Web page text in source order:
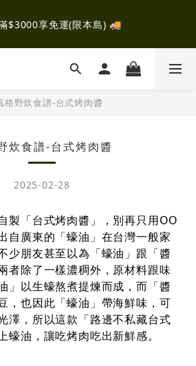
營！ ✈️
$3000享免運(限本島) 🚚
即可參加抽獎！有機會抽中富士山露
格野炊食譜-台式烤肉醬
炊食譜-台式烤肉醬
2025-02-28
製「台式烤肉醬」，別再只用OO
自廣東的「蠔油」在台灣一般家
少朋友甚至以為「蠔油」跟「醬
者除了一樣濃稠外，原材料跟味
」以生蠔熬煮提煉而成，而「醬
，也因此「蠔油」帶海鮮味，可
澤，所以這款「路邊不私藏台式
蠔油，讓吃烤肉吃出新鮮感。